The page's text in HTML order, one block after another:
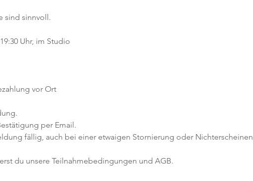
sind sinnvoll.
Uhr, im Studio
vor Ort
per Email.
fällig, auch bei einer etwaigen Stornierung oder Nichterscheinen
du unsere Teilnahmebedingungen und AGB.